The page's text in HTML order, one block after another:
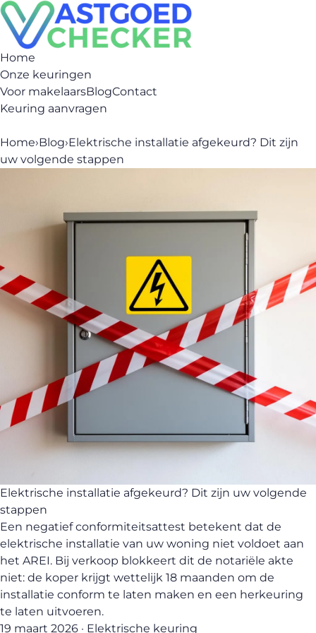
Home
Onze keuringen
Voor makelaarsBlogContact
Keuring aanvragen
Home›Blog›Elektrische installatie afgekeurd? Dit zijn
uw volgende stappen
Elektrische installatie afgekeurd? Dit zijn uw volgende
stappen
Een negatief conformiteitsattest betekent dat de
elektrische installatie van uw woning niet voldoet aan
het AREI. Bij verkoop blokkeert dit de notariële akte
niet: de koper krijgt wettelijk 18 maanden om de
installatie conform te laten maken en een herkeuring
te laten uitvoeren.
19 maart 2026 · Elektrische keuring